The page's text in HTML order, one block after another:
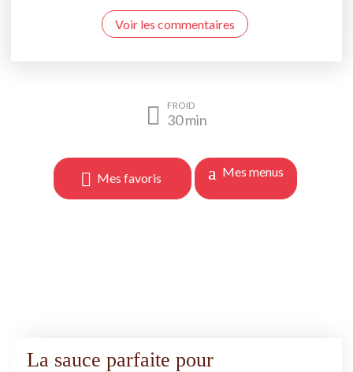
Voir les commentaires
FROID
30min
Mes favoris Mes menus
La sauce parfaite pour